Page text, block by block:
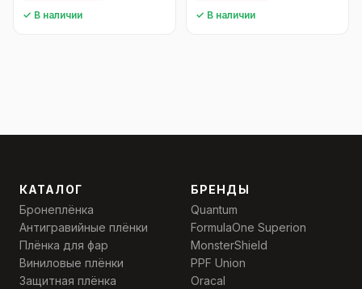
✓ В наличии ✓ В наличии
КАТАЛОГ
Бронеплёнка
Антигравийные плёнки
Плёнка для фар
Виниловые плёнки
Защитная плёнка
БРЕНДЫ
Quantum
FormulaOne Superion
MonsterShield
PPF Union
Oracal